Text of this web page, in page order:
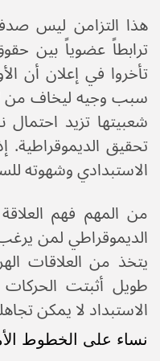
هذا التزامن ليس
ترابطاً عضوياً بين
تأخروا في إعلان أن
سبب وجيه ليخاف من
شعبيتها تزيد
تحقيق الديموقراطية.
الاستبدادي وشهوته
من المهم فهم
الديموقراطي لمن
يتخذ من العلاقات
طويل أثبتت
الاستبداد لا يمكن
نساء على الخطوط